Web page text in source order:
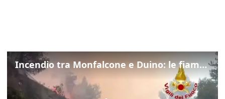
Incendio tra Monfalcone e Duino: le fiamme lambiscono la strada